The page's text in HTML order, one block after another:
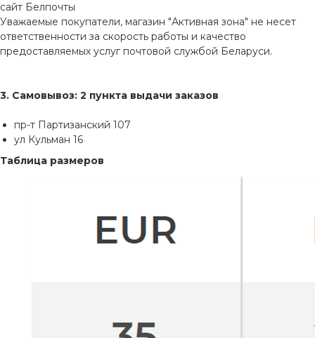
сайт Белпочты
Уважаемые покупатели, магазин "Активная зона" не несет
ответственности за скорость работы и качество
предоставляемых услуг почтовой службой Беларуси.
3. Самовывоз: 2 пункта выдачи заказов
пр-т Партизанский 107
ул Кульман 16
Таблица размеров